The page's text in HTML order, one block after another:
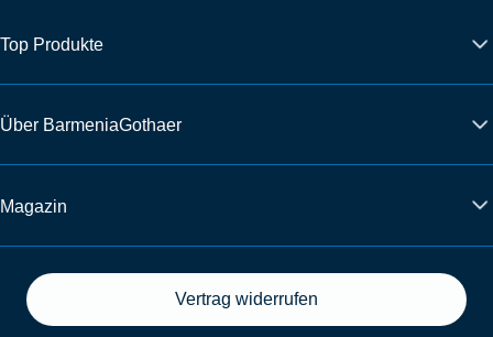
Top Produkte
Über BarmeniaGothaer
Magazin
Vertrag widerrufen